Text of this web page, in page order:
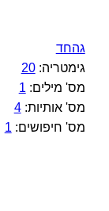
גהחד
גימטריה:20
מס' מילים: 1
מס' אותיות:4
מס' חיפושים: 1